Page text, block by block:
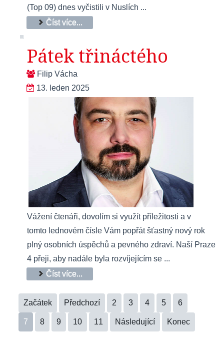
(Top 09) dnes vyčistili v Nuslích ...
Číst více...
Pátek třináctého
Filip Vácha
13. leden 2025
Vážení čtenáři, dovolím si využít příležitosti a v
tomto lednovém čísle Vám popřát šťastný nový rok
plný osobních úspěchů a pevného zdraví. Naší Praze
4 přeji, aby nadále byla rozvíjejícím se ...
Číst více...
Začátek Předchozí 2 3 4 5 6
7 8 9 10 11 Následující Konec